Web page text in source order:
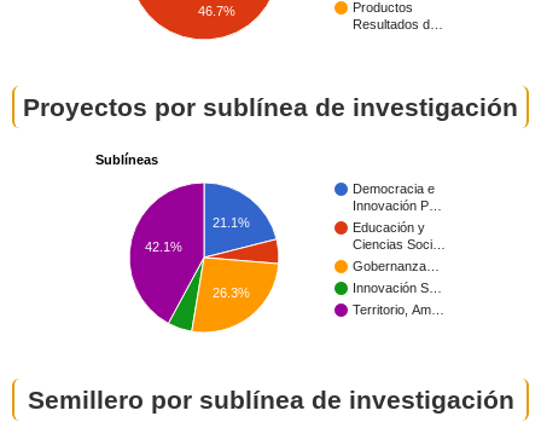
Productos
Resultados d…
46.7%
Proyectos por sublínea de investigación
Sublíneas
Democracia e
Innovación P…
Educación y
Ciencias Soci…
Gobernanza…
Innovación S…
Territorio, Am…
21.1%
42.1%
26.3%
Semillero por sublínea de investigación